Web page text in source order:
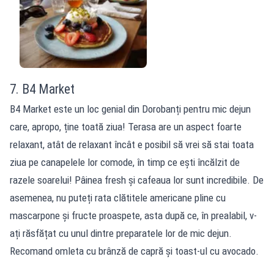
7. B4 Market
B4 Market este un loc genial din Dorobanți pentru mic dejun
care, apropo, ține toată ziua! Terasa are un aspect foarte
relaxant, atât de relaxant încât e posibil să vrei să stai toata
ziua pe canapelele lor comode, în timp ce ești încălzit de
razele soarelui! Pâinea fresh și cafeaua lor sunt incredibile. De
asemenea, nu puteți rata clătitele americane pline cu
mascarpone și fructe proaspete, asta după ce, în prealabil, v-
ați răsfățat cu unul dintre preparatele lor de mic dejun.
Recomand omleta cu brânză de capră și toast-ul cu avocado.